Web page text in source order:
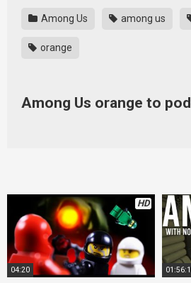
Among Us among us
orange
Among Us orange to
tego dowiedzieć ze skanu
jest impostorem, ale nikt go nie
dlaczego?
HD
04:20